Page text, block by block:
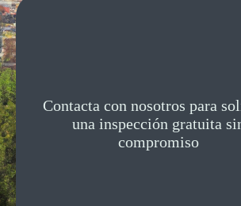
Contacta con nosotros para
una inspección gratuita
compromiso